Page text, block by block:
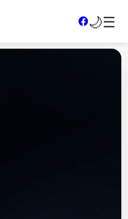
🌙☰